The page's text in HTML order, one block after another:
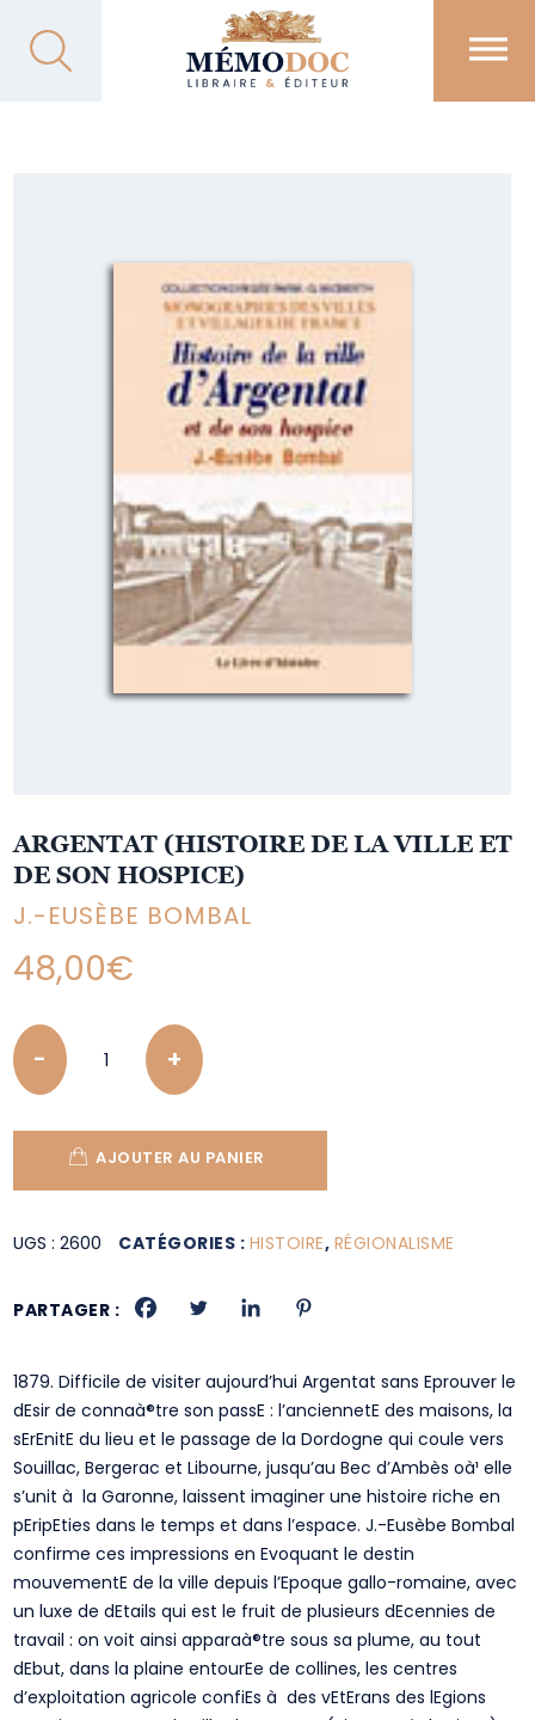
ARGENTAT (HISTOIRE DE LA VILLE ET
DE SON HOSPICE)
J.-EUSÈBE BOMBAL
48,00€
Quantity
AJOUTER AU PANIER
UGS :2600 CATÉGORIES : HISTOIRE, RÉGIONALISME
PARTAGER :
1879. Difficile de visiter aujourd’hui Argentat sans Eprouver le
dEsir de connaà®tre son passE : l’anciennetE des maisons, la
sErEnitE du lieu et le passage de la Dordogne qui coule vers
Souillac, Bergerac et Libourne, jusqu’au Bec d’Ambès oà¹ elle
s’unit à la Garonne, laissent imaginer une histoire riche en
pEripEties dans le temps et dans l’espace. J.-Eusèbe Bombal
confirme ces impressions en Evoquant le destin
mouvementE de la ville depuis l’Epoque gallo-romaine, avec
un luxe de dEtails qui est le fruit de plusieurs dEcennies de
travail : on voit ainsi apparaà®tre sous sa plume, au tout
dEbut, dans la plaine entourEe de collines, les centres
d’exploitation agricole confiEs à des vEtErans des lEgions